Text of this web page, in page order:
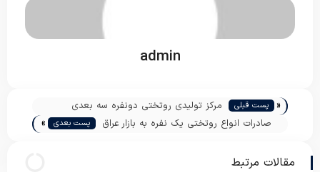
admin
« پست قبلی
مرکز تولیدی روتختی دونفره سه بعدی
صادرات انواع روتختی یک نفره به بازار عراق
پست بعدی »
مقالات مرتبط